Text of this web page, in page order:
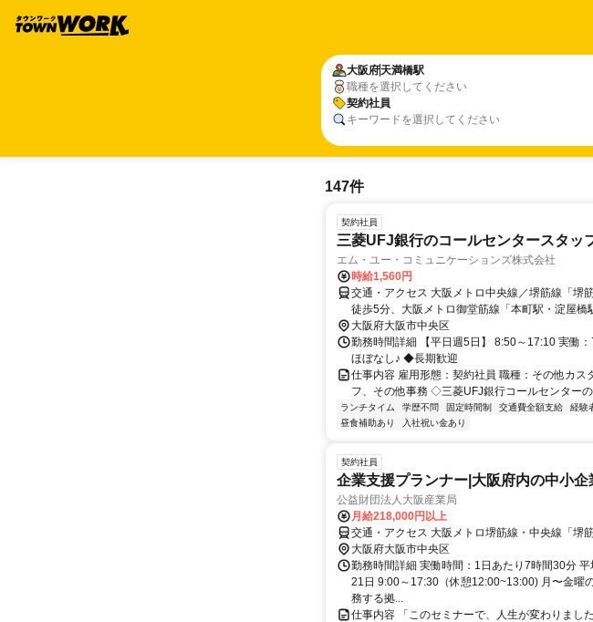
大阪府天満橋駅
職種を選択してください
契約社員
キーワードを選択してください
147件
契約社員
三菱UFJ銀⾏のコールセンタースタッ
エム・ユー・コミュニケーションズ株式会社
時給1,560円
交通・アクセス 大阪メトロ中央線／堺筋線「堺
徒歩5分、大阪メトロ御堂筋線「本町駅・淀屋橋
大阪府大阪市中央区
勤務時間詳細 【平日週5日】 8:50～17:10 実働
ほぼなし♪ ◆長期歓迎
仕事内容 雇用形態：契約社員 職種：その他カ
フ、その他事務 ◇三菱UFJ銀行コールセンター
ランチタイム 学歴不問 固定時間制 交通費全額支給 経験
昼食補助あり
入社祝い金あり
契約社員
企業支援プランナー|大阪府内の中小
公益財団法人大阪産業局
月給218,000円以上
交通・アクセス 大阪メトロ堺筋線・中央線「堺
大阪府大阪市中央区
勤務時間詳細 実働時間：1日あたり7時間30分
21日 9:00～17:30（休憩12:00~13:00) 月〜金
務する拠...
仕事内容 「このセミナーで、人生が変わりまし